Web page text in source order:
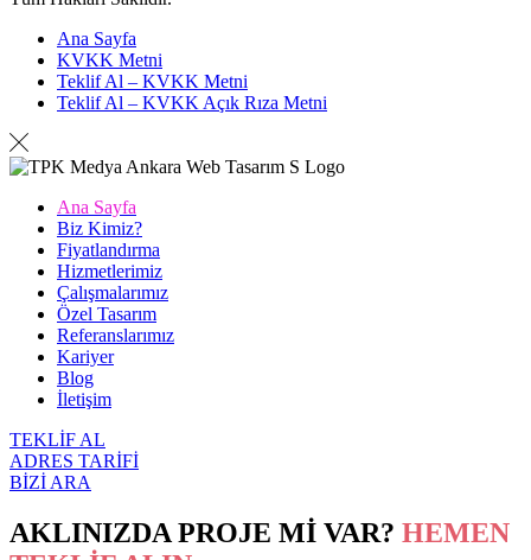
Ana Sayfa
KVKK Metni
Teklif Al – KVKK Metni
Teklif Al – KVKK Açık Rıza Metni
Ana Sayfa
Biz Kimiz?
Fiyatlandırma
Hizmetlerimiz
Çalışmalarımız
Özel Tasarım
Referanslarımız
Kariyer
Blog
İletişim
TEKLİF AL
ADRES TARİFİ
BİZİ ARA
AKLINIZDA PROJE Mİ VAR? HEMEN